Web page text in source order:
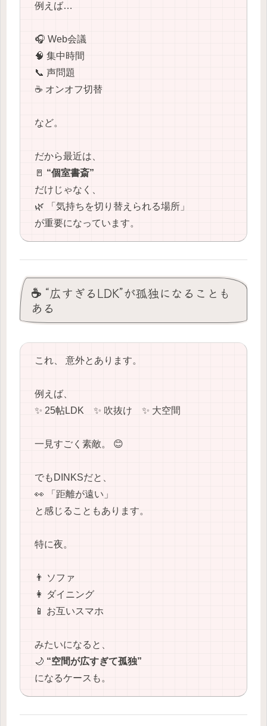
例えば…
🎧 Web会議
🧠 集中時間
📞 声問題
☕ オンオフ切替
など。
だから最近は、
🚪 “個室書斎”
だけじゃなく、
🌿 「気持ちを切り替えられる場所」
が重要になっています。
☕ “広すぎるLDK”が孤独になることも
ある
これ、 意外とあります。
例えば、
✨ 25帖LDK ✨ 吹抜け ✨ 大空間
一見すごく素敵。 😊
でもDINKSだと、
👀 「距離が遠い」
と感じることもあります。
特に夜。
👨 ソファ
👩 ダイニング
📱 お互いスマホ
みたいになると、
🌙 “空間が広すぎて孤独”
になるケースも。